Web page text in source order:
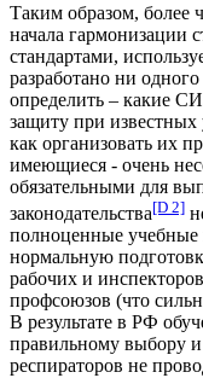
Таким образом, более
начала
стандартами,
разработано ни
определить – какие
защиту при известных
как организовать их
имеющиеся - очень
обязательными для
законодательства[D 2]
полноценные учебные
нормальную
рабочих и
профсоюзов (что
В результате в РФ
правильному выбору
респираторов не